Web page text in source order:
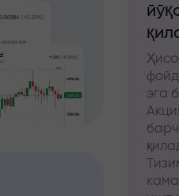
эга